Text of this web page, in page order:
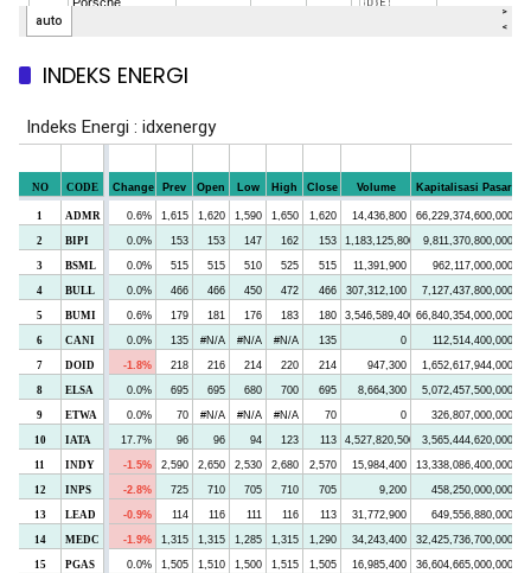
INDEKS ENERGI